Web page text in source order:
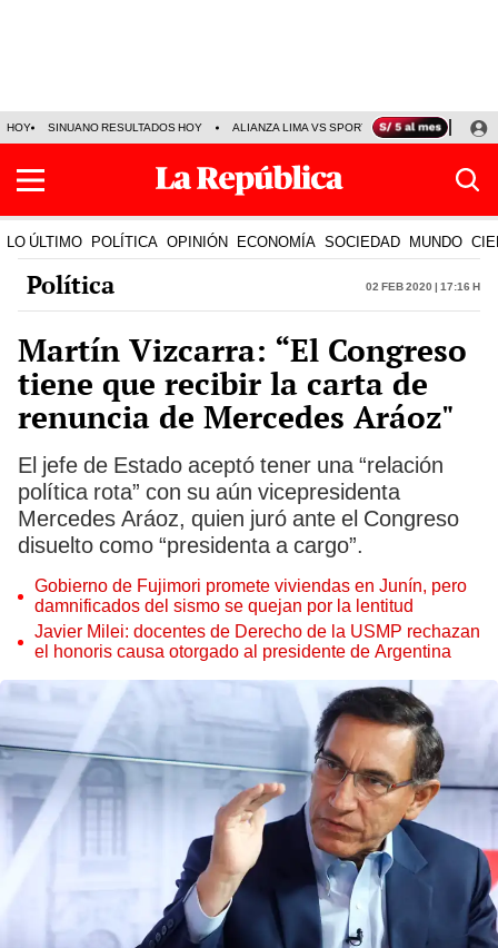
HOY SINUANO RESULTADOS HOY ALIANZA LIMA VS SPORT BOYS JORGE
LO ÚLTIMO POLÍTICA OPINIÓN ECONOMÍA SOCIEDAD MUNDO
Política 02 Feb 2020 | 17:16 h
Martín Vizcarra: “El Congreso
tiene que recibir la carta de
renuncia de Mercedes Aráoz"
El jefe de Estado aceptó tener una “relación
política rota” con su aún vicepresidenta
Mercedes Aráoz, quien juró ante el Congreso
disuelto como “presidenta a cargo”.
Gobierno de Fujimori promete viviendas en Junín, pero
damnificados del sismo se quejan por la lentitud
Javier Milei: docentes de Derecho de la USMP rechazan
el honoris causa otorgado al presidente de Argentina